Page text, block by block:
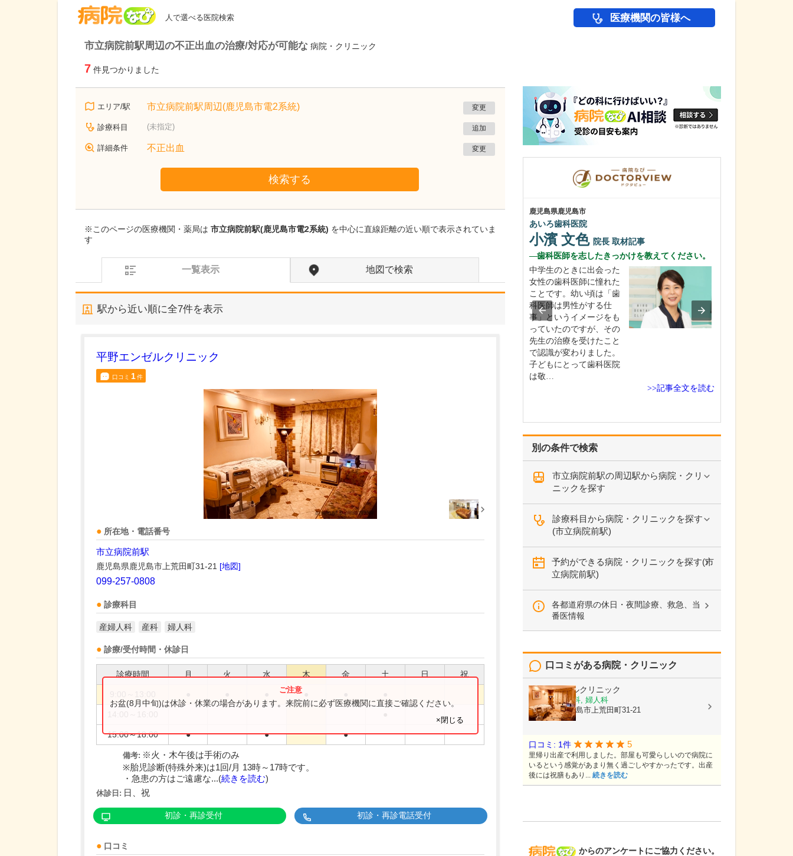
人で選べる医院検索 医療機関の皆様へ
市立病院前駅周辺の不正出血の治療/対応が可能な 病院・クリニック
7 件見つかりました
エリア/駅 市立病院前駅周辺(鹿児島市電2系統) 変更
診療科目 (未指定) 追加
詳細条件 不正出血 変更
検索する
※このページの医療機関・薬局は 市立病院前駅(鹿児島市電2系統) を中心に直線距離の近い順で表示されていま
す
一覧表示 地図で検索
駅から近い順に全7件を表示
平野エンゼルクリニック
口コミ 1件
所在地・電話番号
市立病院前駅
鹿児島県鹿児島市上荒田町31-21 [地図]
099-257-0808
診療科目
産婦人科 産科 婦人科
診療/受付時間・休診日
診療時間 月 火 水 木 金 土 日 祝
15:00～18:00 ● ● ●
お盆(8月中旬)は休診・休業の場合があります。来院前に必ず医療機関に直接ご確認ください。
×閉じる
備考: ※火・木午後は手術のみ
※胎児診断(特殊外来)は1回/月 13時～17時です。
・急患の方はご遠慮な...(続きを読む)
休診日: 日、祝
初診・再診受付 初診・再診電話受付
口コミ
別の条件で検索
市立病院前駅の周辺駅から病院・クリ
ニックを探す
診療科目から病院・クリニックを探す
(市立病院前駅)
予約ができる病院・クリニックを探す(市
立病院前駅)
各都道府県の休日・夜間診療、救急、当
番医情報
病院なび
からのアンケートにご協力ください。
口コミがある病院・クリニック
平野エンゼルクリニック
産婦人科, 産科, 婦人科
鹿児島県鹿児島市上荒田町31-21
口コミ: 1件 5
里帰り出産で利用しました。部屋も可愛らしいので病院に
いるという感覚があまり無く過ごしやすかったです。出産
後には祝膳もあり... 続きを読む
鹿児島県鹿児島市
あいろ歯科医院
小濱 文色 院長 取材記事
歯科医師を志したきっかけを教えてください。
中学生のときに出会った
女性の歯科医師に憧れた
ことです。幼い頃は「歯
科医師は男性がする仕
事」というイメージをも
っていたのですが、その
先生の治療を受けたこと
で認識が変わりました。
子どもにとって歯科医院
は敬…
>>記事全文を読む
神奈川県横浜市磯子区
磯子みみはなのどクリニック
特に、力を入れている診療はありますか?
疾患としては、「アレル
ギー性鼻炎」や「副鼻腔
の病気」、「めまい」、